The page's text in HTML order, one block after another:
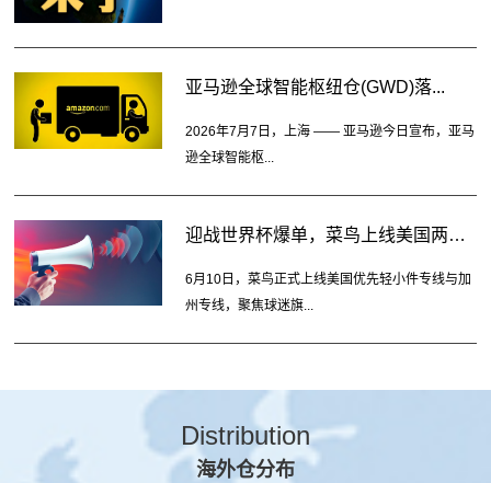
亚马逊全球智能枢纽仓(GWD)落...
2026年7月7日，上海 —— 亚马逊今日宣布，亚马
逊全球智能枢...
迎战世界杯爆单，菜鸟上线美国两大...
6月10日，菜鸟正式上线美国优先轻小件专线与加
州专线，聚焦球迷旗...
Distribution
海外仓分布